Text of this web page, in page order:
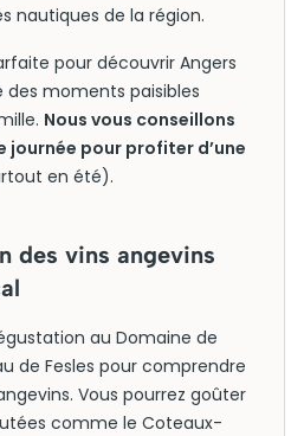
nautiques de la région.
pour découvrir Angers
moments paisibles
Nous vous conseillons
journée pour profiter d’une
en été).
des vins angevins
au Domaine de
de Fesles pour comprendre
Vous pourrez goûter
comme le Coteaux-